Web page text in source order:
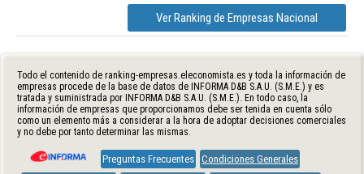
Ver Ranking de Empresas Nacional
Todo el contenido de ranking-empresas.eleconomista.es y toda la información de
empresas procede de la base de datos de INFORMA D&B S.A.U. (S.M.E.) y es
tratada y suministrada por INFORMA D&B S.A.U. (S.M.E.). En todo caso, la
información de empresas que proporcionamos debe ser tenida en cuenta sólo
como un elemento más a considerar a la hora de adoptar decisiones comerciales
y no debe por tanto determinar las mismas.
Preguntas Frecuentes Condiciones Generales